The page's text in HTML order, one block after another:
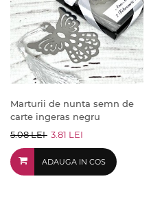
Marturii de nunta semn de
carte ingeras negru
5.08 LEI 3.81 LEI
ADAUGA IN COS